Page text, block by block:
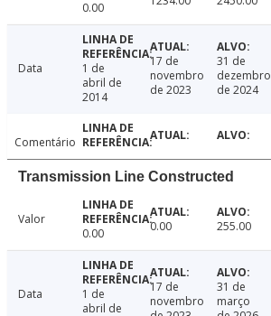
0.00
Data
1 de
abril de
2014
17 de
novembro
de 2023
31 de
dezembro
de 2024
Comentário
Transmission Line Constructed
Valor
0.00
0.00 255.00
Data
1 de
abril de
17 de
novembro
31 de
março